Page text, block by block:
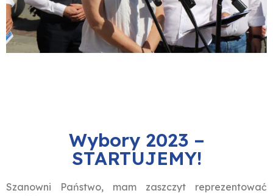
Wybory 2023 –
STARTUJEMY!
Szanowni Państwo, mam zaszczyt reprezentować